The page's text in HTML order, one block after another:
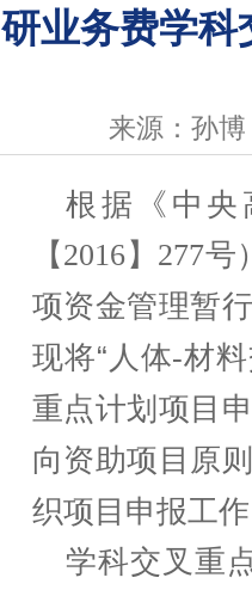
研业务费学科
来源：孙博
根据 《 中央
【2016】 277号
项资金管理暂
现将“人体-材
重点计划项目
向资助项目原
织项目申报工
学科交叉重